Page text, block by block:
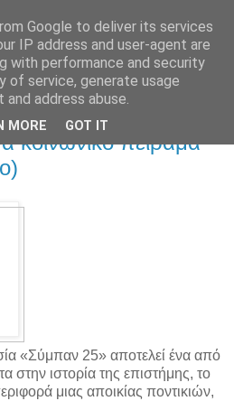
κοινωνικό πείραμα
«Σύμπαν 25» αποτελεί ένα από
στην ιστορία της επιστήμης, το
μιας αποικίας ποντικιών,
Google to deliver its services
IP address and user-agent are
with performance and security
of service, generate usage
address abuse.
MORE GOT IT